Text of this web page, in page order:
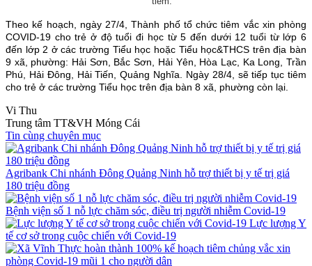
Theo kế hoạch, ngày 27/4, Thành phố tổ chức tiêm vắc xin phòng
COVID-19 cho trẻ ở độ tuổi đi học từ 5 đến dưới 12 tuổi từ lớp 6
đến lớp 2 ở các trường Tiểu học hoặc Tiểu học&THCS trên địa bàn
9 xã, phường: Hải Sơn, Bắc Sơn, Hải Yên, Hòa Lạc, Ka Long, Trần
Phú, Hải Đông, Hải Tiến, Quảng Nghĩa. Ngày 28/4, sẽ tiếp tục tiêm
cho trẻ ở các trường Tiểu học trên địa bàn 8 xã, phường còn lại.
Vi Thu
Trung tâm TT&VH Móng Cái
Tin cùng chuyên mục
Agribank Chi nhánh Đông Quảng Ninh hỗ trợ thiết bị y tế trị giá
180 triệu đồng
Bệnh viện số 1 nỗ lực chăm sóc, điều trị người nhiễm Covid-19
Lực lượng Y
tế cơ sở trong cuộc chiến với Covid-19